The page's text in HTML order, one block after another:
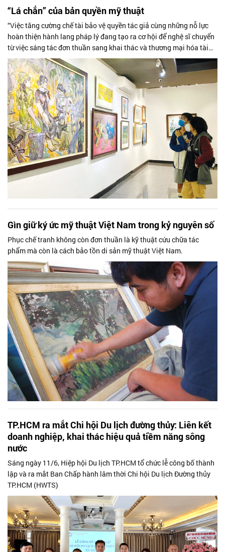
“Lá chắn” của bản quyền mỹ thuật
“Việc tăng cường chế tài bảo vệ quyền tác giả cùng những nỗ lực
hoàn thiện hành lang pháp lý đang tạo ra cơ hội để nghệ sĩ chuyển
từ việc sáng tác đơn thuần sang khai thác và thương mại hóa tài
sản trí tuệ một cách bài bản hơn”, GS.TS Nguyễn Xuân Tiên - Chủ
tịch Hội Mỹ thuật TP.HCM chia sẻ với Doanh Nhân Sài Gòn.
Gìn giữ ký ức mỹ thuật Việt Nam trong kỷ nguyên số
Phục chế tranh không còn đơn thuần là kỹ thuật cứu chữa tác
phẩm mà còn là cách bảo tồn di sản mỹ thuật Việt Nam.
TP.HCM ra mắt Chi hội Du lịch đường thủy: Liên kết
doanh nghiệp, khai thác hiệu quả tiềm năng sông
nước
Sáng ngày 11/6, Hiệp hội Du lịch TP.HCM tổ chức lễ công bố thành
lập và ra mắt Ban Chấp hành lâm thời Chi hội Du lịch Đường thủy
TP.HCM (HWTS)